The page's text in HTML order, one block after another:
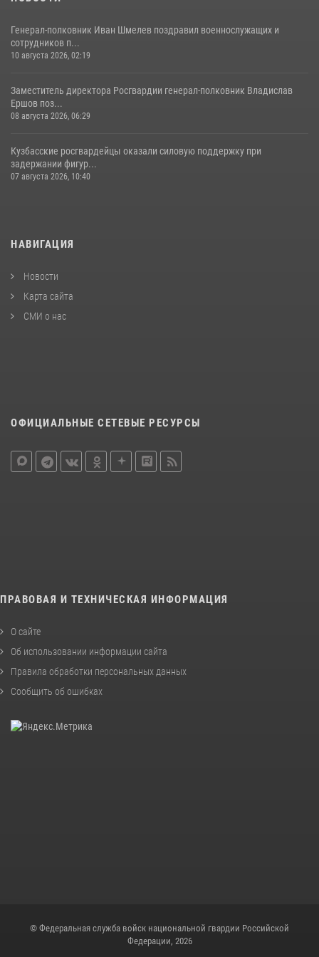
Генерал-полковник Иван Шмелев поздравил военнослужащих и
сотрудников п...
10 августа 2026, 02:19
Заместитель директора Росгвардии генерал-полковник Владислав
Ершов поз...
08 августа 2026, 06:29
Кузбасские росгвардейцы оказали силовую поддержку при
задержании фигур...
07 августа 2026, 10:40
НАВИГАЦИЯ
Новости
Карта сайта
СМИ о нас
ОФИЦИАЛЬНЫЕ СЕТЕВЫЕ РЕСУРСЫ
ПРАВОВАЯ И ТЕХНИЧЕСКАЯ ИНФОРМАЦИЯ
О сайте
Об использовании информации сайта
Правила обработки персональных данных
Сообщить об ошибках
© Федеральная служба войск национальной гвардии Российской
Федерации, 2026